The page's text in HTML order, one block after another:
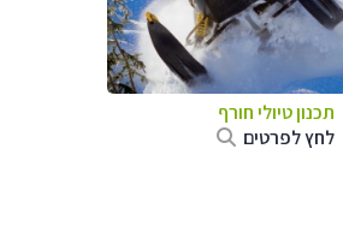
תכנון טיולי חורף
לחץ לפרטים